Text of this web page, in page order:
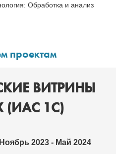
Обработка и анализ
проектам
ВИТРИНЫ
1С)
Ноябрь 2023 - Май 2024